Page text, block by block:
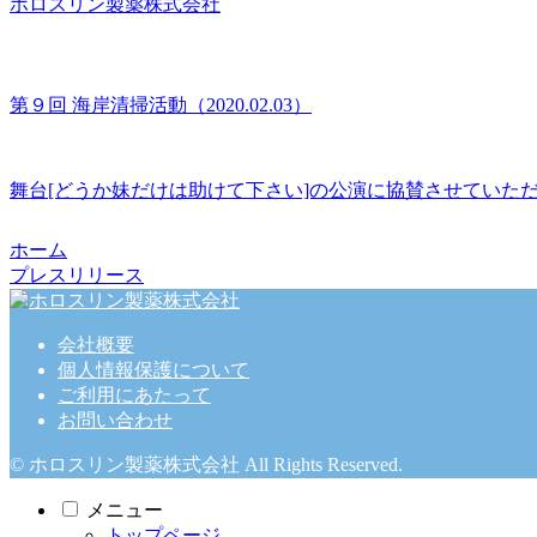
ホロスリン製薬株式会社
第９回 海岸清掃活動（2020.02.03）
舞台[どうか妹だけは助けて下さい]の公演に協賛させていただ
ホーム
プレスリリース
会社概要
個人情報保護について
ご利用にあたって
お問い合わせ
© ホロスリン製薬株式会社 All Rights Reserved.
メニュー